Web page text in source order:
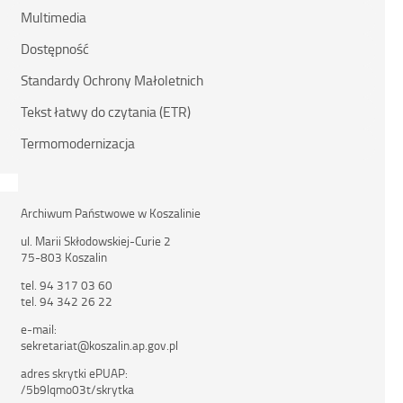
Multimedia
Dostępność
Standardy Ochrony Małoletnich
Tekst łatwy do czytania (ETR)
Termomodernizacja
Archiwum Państwowe w Koszalinie
ul. Marii Skłodowskiej-Curie 2
75-803 Koszalin
tel. 94 317 03 60
tel. 94 342 26 22
e-mail:
sekretariat@koszalin.ap.gov.pl
adres skrytki ePUAP:
/5b9lqmo03t/skrytka